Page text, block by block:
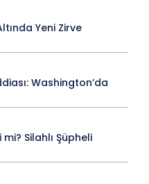
Yeni Zirve
Washington’da
Silahlı Şüpheli